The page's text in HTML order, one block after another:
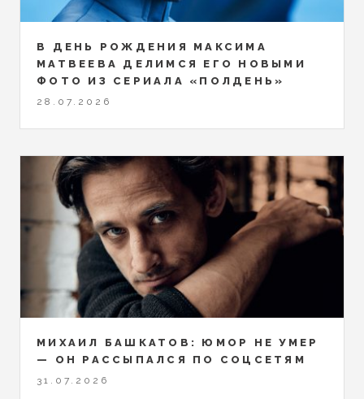
В ДЕНЬ РОЖДЕНИЯ МАКСИМА
МАТВЕЕВА ДЕЛИМСЯ ЕГО НОВЫМИ
ФОТО ИЗ СЕРИАЛА «ПОЛДЕНЬ»
28.07.2026
МИХАИЛ БАШКАТОВ: ЮМОР НЕ УМЕР
— ОН РАССЫПАЛСЯ ПО СОЦСЕТЯМ
31.07.2026